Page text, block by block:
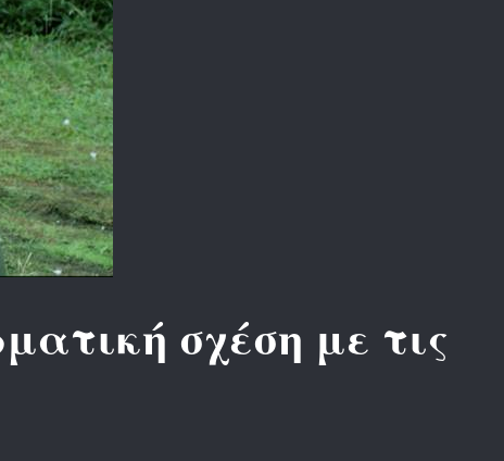
σχέση με τις